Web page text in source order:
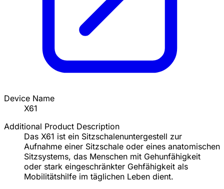
Device Name
X61
Additional Product Description
Das X61 ist ein Sitzschalenuntergestell zur
Aufnahme einer Sitzschale oder eines anatomischen
Sitzsystems, das Menschen mit Gehunfähigkeit
oder stark eingeschränkter Gehfähigkeit als
Mobilitätshilfe im täglichen Leben dient.